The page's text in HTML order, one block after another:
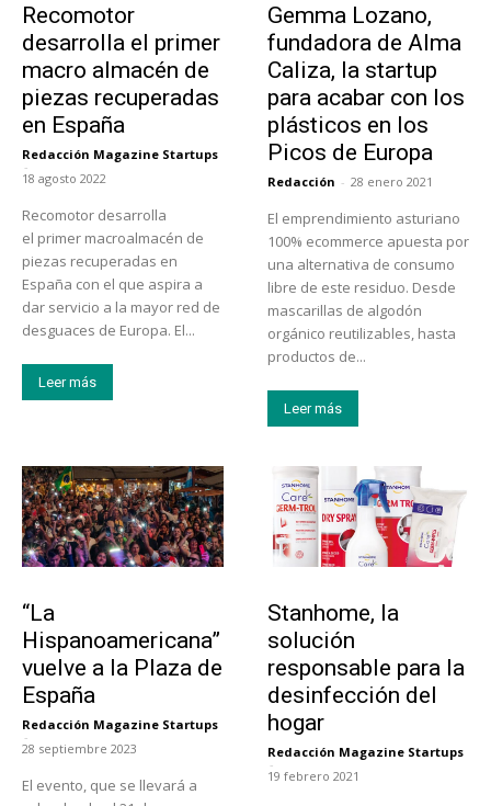
Recomotor
desarrolla el primer
macro almacén de
piezas recuperadas
en España
Redacción Magazine Startups
-
18 agosto 2022
Recomotor desarrolla
el primer macroalmacén de
piezas recuperadas en
España con el que aspira a
dar servicio a la mayor red de
desguaces de Europa. El...
Leer más
Gemma Lozano,
fundadora de Alma
Caliza, la startup
para acabar con los
plásticos en los
Picos de Europa
Redacción - 28 enero 2021
El emprendimiento asturiano
100% ecommerce apuesta por
una alternativa de consumo
libre de este residuo. Desde
mascarillas de algodón
orgánico reutilizables, hasta
productos de...
Leer más
“La
Hispanoamericana”
vuelve a la Plaza de
España
Redacción Magazine Startups
-
28 septiembre 2023
El evento, que se llevará a
Stanhome, la
solución
responsable para la
desinfección del
hogar
Redacción Magazine Startups
-
19 febrero 2021